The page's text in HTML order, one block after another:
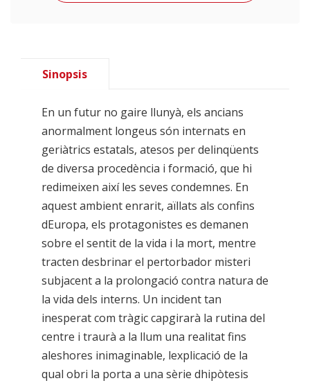
Sinopsis
En un futur no gaire llunyà, els ancians
anormalment longeus són internats en
geriàtrics estatals, atesos per delinqüents
de diversa procedència i formació, que hi
redimeixen així les seves condemnes. En
aquest ambient enrarit, aïllats als confins
dEuropa, els protagonistes es demanen
sobre el sentit de la vida i la mort, mentre
tracten desbrinar el pertorbador misteri
subjacent a la prolongació contra natura de
la vida dels interns. Un incident tan
inesperat com tràgic capgirarà la rutina del
centre i traurà a la llum una realitat fins
aleshores inimaginable, lexplicació de la
qual obri la porta a una sèrie dhipòtesis